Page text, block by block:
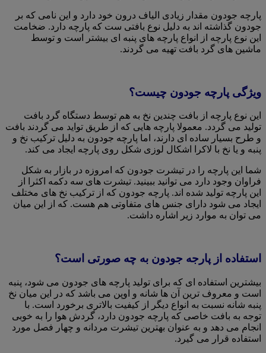
پارچه جودون مقدار زیادی الیاف درون خود دارد و این نامی که بر
جودون گذاشته اند به دلیل نوع بافتی ست که پارچه دارد. ضخامت
این نوع پارچه از انواع پارچه های پنبه ای بیشتر است و توسط
ماشین های گرد بافت تهیه می گردند.
ویژگی پارچه جودون چیست؟
این نوع پارچه از بافت چندین نخ به هم توسط دستگاه گرد بافت
تولید می گردد. معمولا پارچه هایی که از طریق تواید می گردند بافت
و طرح بسیار ساده ای دارند، اما پارچه جودون به دلیل ترکیب نخ و
پنبه و یا نخ با لاکرا اشکال لوزی شکل روی پارچه ایجاد می کند.
شما این پارچه را در تیشرت جودون که امروزه در بازار به شکل
فراوان وجود دارد می توانید ببینید. تیشرت های سه دکمه اکثرا از
این پارچه تولید شده اند. پارچه جودون که از ترکیب نخ های مختلف
ایجاد می شود دارای جنس های متفاوتی هم هست. که از این میان
می توان به موارد زیر اشاره داشت.
استفاده از پارجه جودون به چه صورتی است؟
بیشترین استفاده ای که برای تولید پارچه های جودون می شود، پنبه
است و معروف ترین آن ها شانه و اوپن می باشد که در این میان نخ
پنبه شانه نسبت به انواع دیگر از کیفیت بالاتری برخورد است. با
توجه به بافت خاصی که پارچه جودون دارد، گردش هوا را به خوبی
انجام می دهد و به عنوان بهترین تیشرت مردانه و چهار فصل مورد
استفاده قرار می گیرد.